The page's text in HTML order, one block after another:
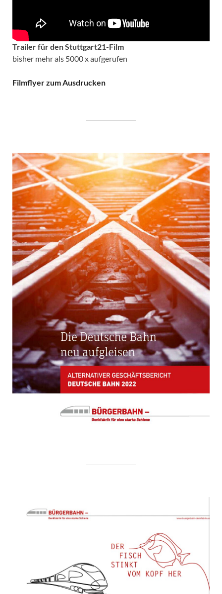
Trailer für den Stuttgart21-Film
bisher mehr als 5000 x aufgerufen
Filmflyer zum Ausdrucken